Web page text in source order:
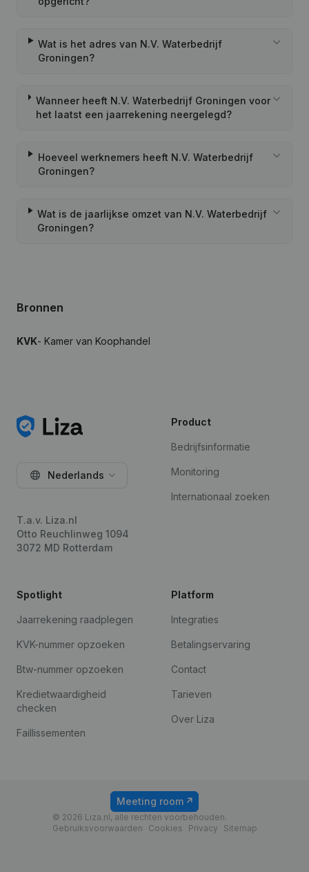
Wat is het adres van N.V. Waterbedrijf
Groningen?
Wanneer heeft N.V. Waterbedrijf Groningen voor
het laatst een jaarrekening neergelegd?
Hoeveel werknemers heeft N.V. Waterbedrijf
Groningen?
Wat is de jaarlijkse omzet van N.V. Waterbedrijf
Groningen?
Bronnen
KVK- Kamer van Koophandel
Nederlands
T.a.v. Liza.nl
Otto Reuchlinweg 1094
3072 MD Rotterdam
Product
Bedrijfsinformatie
Monitoring
Internationaal zoeken
Spotlight
Jaarrekening raadplegen
KVK-nummer opzoeken
Btw-nummer opzoeken
Kredietwaardigheid
checken
Faillissementen
Platform
Integraties
Betalingservaring
Contact
Tarieven
Over Liza
© 2026 Liza.nl, alle rechten voorbehouden.
Gebruiksvoorwaarden
Cookies Privacy Sitemap
Meeting room